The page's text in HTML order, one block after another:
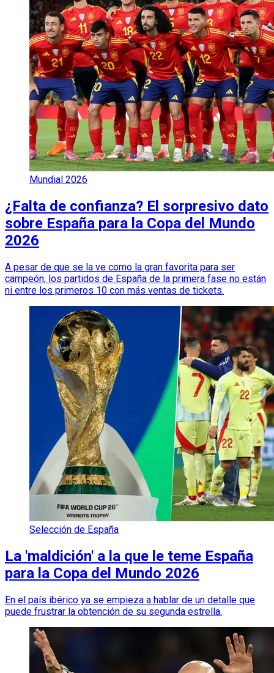
Mundial 2026
¿Falta de confianza? El sorpresivo dato
sobre España para la Copa del Mundo
2026
A pesar de que se la ve como la gran favorita para ser
campeón, los partidos de España de la primera fase no están
ni entre los primeros 10 con más ventas de tickets.
Selección de España
La 'maldición' a la que le teme España
para la Copa del Mundo 2026
En el país ibérico ya se empieza a hablar de un detalle que
puede frustrar la obtención de su segunda estrella.